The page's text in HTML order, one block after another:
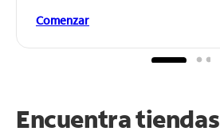
Comenzar
Encuentra